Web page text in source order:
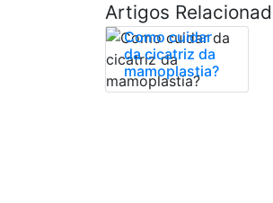
Artigos
Como cuidar
da cicatriz da
mamoplastia?